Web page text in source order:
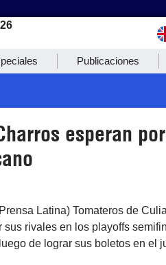
Publicaciones
esperan
Latina) Tomateros de
sus rivales en los playoffs
de lograr sus boletos en el